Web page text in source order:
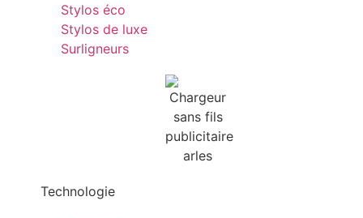
Stylos éco
Stylos de luxe
Surligneurs
Technologie